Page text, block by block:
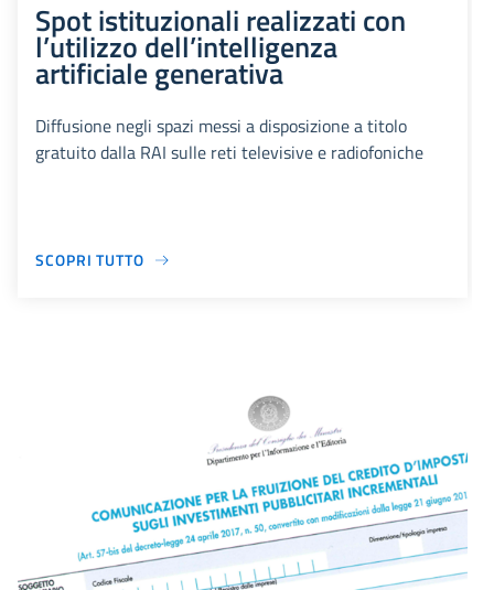
Spot istituzionali realizzati con
l’utilizzo dell’intelligenza
artificiale generativa
Diffusione negli spazi messi a disposizione a titolo
gratuito dalla RAI sulle reti televisive e radiofoniche
SCOPRI TUTTO